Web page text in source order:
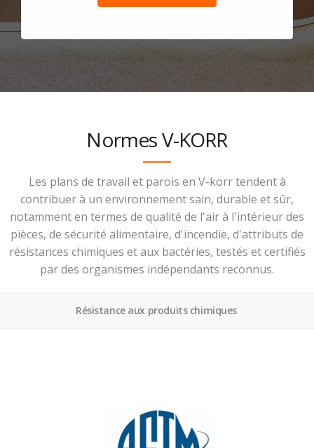
Normes V-KORR
Les plans de travail et parois en V-korr tendent à
contribuer à un environnement sain, durable et sûr,
notamment en termes de qualité de l'air à l'intérieur des
pièces, de sécurité alimentaire, d'incendie, d'attributs de
résistances chimiques et aux bactéries, testés et certifiés
par des organismes indépendants reconnus.
Résistance aux produits chimiques